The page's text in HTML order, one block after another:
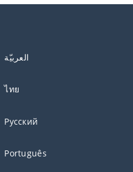
العربيّة
ไทย
Русский
Português